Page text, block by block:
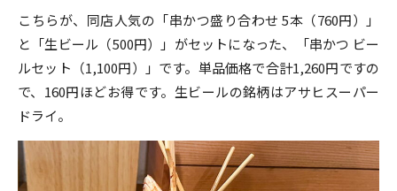
こちらが、同店人気の「串かつ盛り合わせ 5本（760円）」
と「生ビール（500円）」がセットになった、「串かつ ビー
ルセット（1,100円）」です。単品価格で合計1,260円ですの
で、160円ほどお得です。生ビールの銘柄はアサヒスーパー
ドライ。